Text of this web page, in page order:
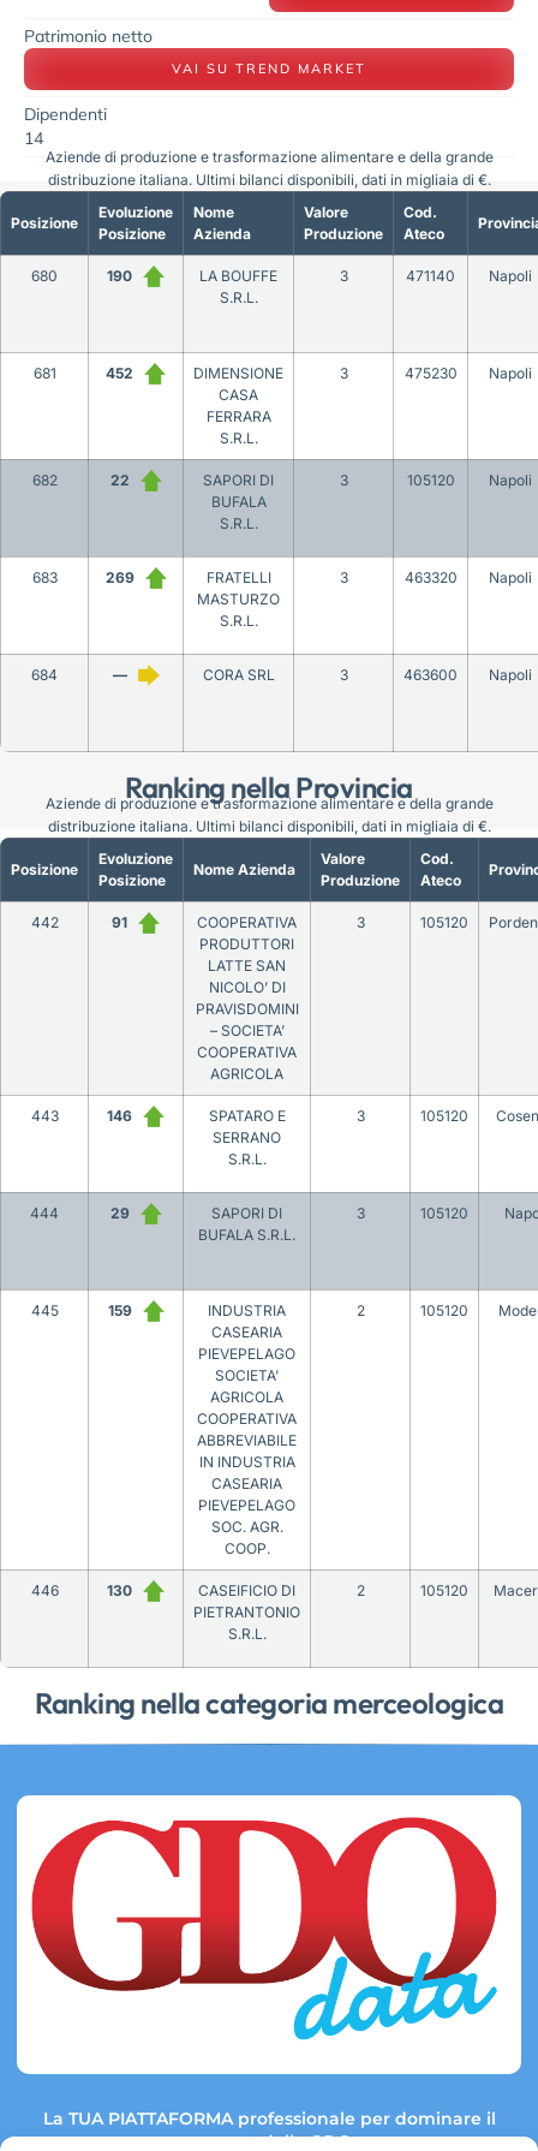
Patrimonio netto
VAI SU TREND MARKET
Dipendenti
14
Ranking nella Provincia
Posizione
Evoluzione
Posizione
Nome
Azienda
Valore
Produzione
Cod.
Ateco
680 190
LA BOUFFE
S.R.L.
3 471140 Napoli
681 452
DIMENSIONE
CASA
FERRARA
S.R.L.
3 475230 Napoli
682 22
SAPORI DI
BUFALA
S.R.L.
3 105120 Napoli
683 269
FRATELLI
MASTURZO
S.R.L.
3 463320 Napoli
684 — CORA SRL 3 463600 Napoli
Aziende di produzione e trasformazione alimentare e della grande
distribuzione italiana. Ultimi bilanci disponibili, dati in migliaia di €.
Ranking nella categoria merceologica
Posizione
Evoluzione
Posizione
Nome Azienda
Valore
Produzione
Cod.
Ateco
442 91
COOPERATIVA
PRODUTTORI
LATTE SAN
NICOLO’ DI
PRAVISDOMINI
– SOCIETA’
COOPERATIVA
AGRICOLA
3 105120
443 146
SPATARO E
SERRANO
S.R.L.
3 105120
444 29
SAPORI DI
BUFALA S.R.L.
3 105120
445 159
INDUSTRIA
CASEARIA
PIEVEPELAGO
SOCIETA’
AGRICOLA
COOPERATIVA
ABBREVIABILE
IN INDUSTRIA
CASEARIA
PIEVEPELAGO
SOC. AGR.
COOP.
2 105120
446 130
CASEIFICIO DI
PIETRANTONIO
S.R.L.
2 105120
Aziende di produzione e trasformazione alimentare e della grande
distribuzione italiana. Ultimi bilanci disponibili, dati in migliaia di €.
La TUA PIATTAFORMA professionale per dominare il
mercato della GDO.